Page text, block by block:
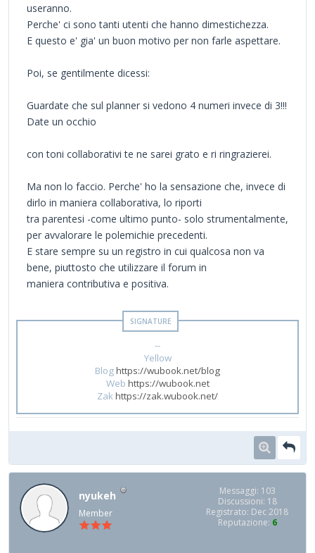
useranno.
Perche' ci sono tanti utenti che hanno dimestichezza.
E questo e' gia' un buon motivo per non farle aspettare.
Poi, se gentilmente dicessi:
Guardate che sul planner si vedono 4 numeri invece di 3!!!
Date un occhio
con toni collaborativi te ne sarei grato e ri ringrazierei.
Ma non lo faccio. Perche' ho la sensazione che, invece di
dirlo in maniera collaborativa, lo riporti
tra parentesi -come ultimo punto- solo strumentalmente,
per avvalorare le polemichie precedenti.
E stare sempre su un registro in cui qualcosa non va
bene, piuttosto che utilizzare il forum in
maniera contributiva e positiva.
--
Yellow
Bloghttps://wubook.net/blog
Web https://wubook.net
Zakhttps://zak.wubook.net/
nyukeh
Member
Messaggi: 103
Discussioni: 18
Registrato: Dec 2018
Reputazione: 6